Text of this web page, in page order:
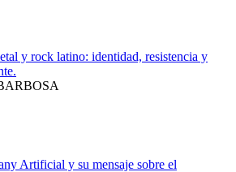
y rock latino: identidad, resistencia y
Artificial y su mensaje sobre el